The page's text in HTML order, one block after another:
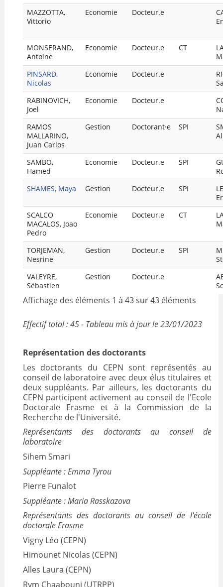
MAZZOTTA,
Vittorio
Economie Docteur.e
MONSERAND,
Antoine
Economie Docteur.e CT
PINSARD,
Nicolas
Economie Docteur.e
RABINOVICH,
Joel
Economie Docteur.e
RAMOS
MALLARINO,
Juan Carlos
Gestion Doctorant·e SPI
SAMBO,
Hamed
Economie Docteur.e SPI
SHAMES, Maya
Gestion Docteur.e SPI
SCALCO
MACALOS, Joao
Pedro
Economie Docteur.e CT
TORJEMAN,
Nesrine
Gestion Docteur.e SPI
VALEYRE,
Sébastien
Gestion Docteur.e
Affichage des éléments 1 à 43 sur 43 éléments
Effectif total : 45 - Tableau mis à jour le 23/01/2023
Représentation des doctorants
Les doctorants du CEPN sont représentés au
conseil de laboratoire avec deux élus titulaires et
deux suppléants. Par ailleurs, les doctorants du
CEPN participent activement au conseil de l'Ecole
Doctorale Erasme et à la Commission de la
Recherche de l'Université.
Représentants des doctorants au conseil de
laboratoire
Sihem Smari
Suppléante : Emma Tyrou
Pierre Funalot
Suppléante : Maria Rasskazova
Représentants des doctorants au conseil de l'école
doctorale Erasme
Vigny Léo (CEPN)
Himounet Nicolas (CEPN)
Alles Laura (CEPN)
Rym Chaabouni (UTRPP)